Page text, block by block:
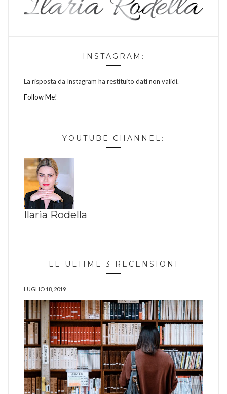
INSTAGRAM:
La risposta da Instagram ha restituito dati non validi.
Follow Me!
YOUTUBE CHANNEL:
Ilaria Rodella
LE ULTIME 3 RECENSIONI
LUGLIO 18, 2019